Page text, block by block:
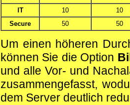
IT
10
10
Secure
50 50
Um einen höheren
können Sie die Option
und alle Vor- und
zusammengefasst,
dem Server deutlich